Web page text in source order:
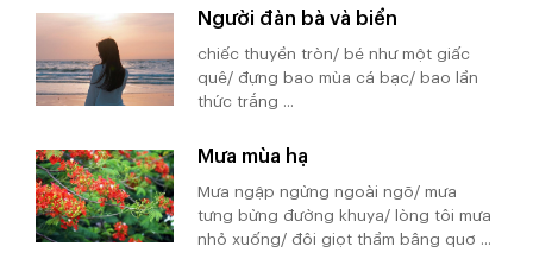
Người đàn bà và biển
chiếc thuyền tròn/ bé như một giấc
quê/ đựng bao mùa cá bạc/ bao lần
thức trắng ...
Mưa mùa hạ
Mưa ngập ngừng ngoài ngõ/ mưa
tưng bừng đường khuya/ lòng tôi mưa
nhỏ xuống/ đôi giọt thầm bâng quơ ...